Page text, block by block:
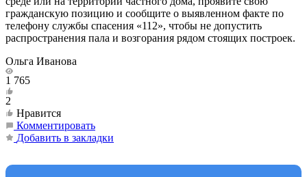
гражданскую позицию и сообщите о выявленном факте по
телефону службы спасения «112», чтобы не допустить
распространения пала и возгорания рядом стоящих построек.
Ольга Иванова
1 765
2
Нравится
Комментировать
Добавить в закладки